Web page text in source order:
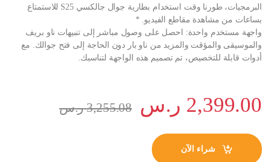
البرمجيات، طورنا وقت استخدام بطارية جوال جالكسي S25 للاستمتاع
بساعات من مشاهدة مقاطع الفيديو. *
واجهة مستخدم واحدة: احصل على وصول مباشر إلى تنبيهات ناو بريف
والموسيقى والمؤقت والمزيد من ناو بار دون الحاجة إلى فتح جوالك. مع
أدوات قابلة للتخصيص، تم تصميم هذه الواجهة لتناسبك.
2,399.00 ر.س 3,255.08 ر.س
شراء الآن